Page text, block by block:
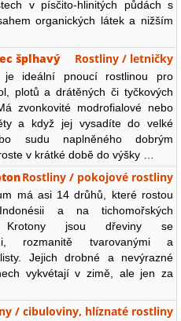
v písčito-hlinitých půdách s
organických látek a nižším
šplhavý Rostliny / letničky
je ideální pnoucí rostlinou pro
plotů a drátěných či tyčkových
zvonkovité modrofialové nebo
a když jej vysadíte do velké
sudu naplněného dobrým
v krátké době do výšky …
Rostliny / pokojové rostliny
má asi 14 drůhů, které rostou
a na tichomořských
Krotony jsou dřeviny se
rozmanitě tvarovanými a
Jejich drobné a nevýrazné
vykvétají v zimě, ale jen za
/ cibuloviny, hlíznaté rostliny